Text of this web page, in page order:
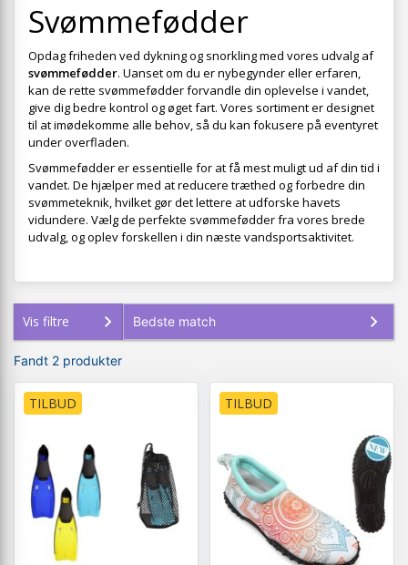
Svømmefødder
Opdag friheden ved dykning og snorkling med vores udvalg af
svømmefødder. Uanset om du er nybegynder eller erfaren,
kan de rette svømmefødder forvandle din oplevelse i vandet,
give dig bedre kontrol og øget fart. Vores sortiment er designet
til at imødekomme alle behov, så du kan fokusere på eventyret
under overfladen.
Svømmefødder er essentielle for at få mest muligt ud af din tid i
vandet. De hjælper med at reducere træthed og forbedre din
svømmeteknik, hvilket gør det lettere at udforske havets
vidundere. Vælg de perfekte svømmefødder fra vores brede
udvalg, og oplev forskellen i din næste vandsportsaktivitet.
Vis filtre
Fandt 2 produkter
TILBUD TILBUD